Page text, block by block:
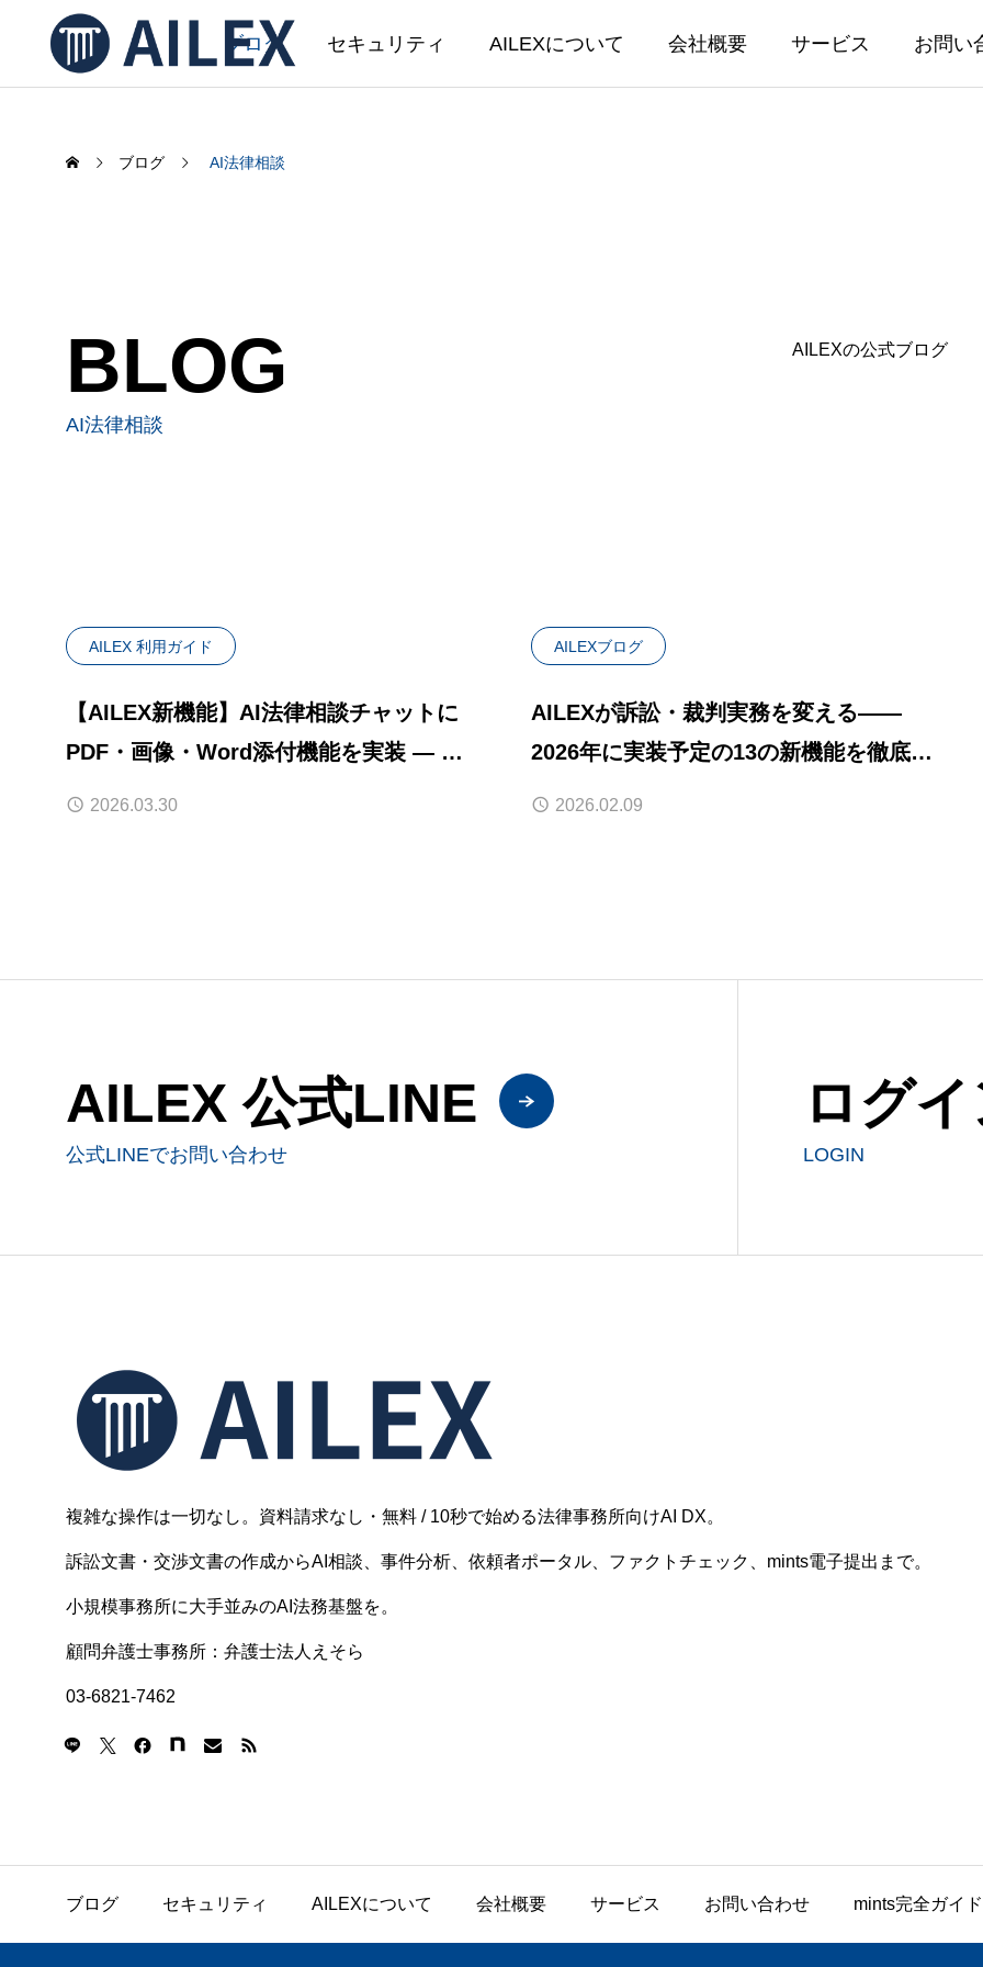
ブログ セキュリティ AILEXについて 会社概要 サービス お問い
AILEX機能アップデートのお知ら
せ（2026年5月）
ブログ AI法律相談
BLOG
AI法律相談
AILEXの公式ブログ
AILEX 利用ガイド
【AILEX新機能】AI法律相談チャットに
PDF・画像・Word添付機能を実装 — 資
料を読み込ませた相談が可能に
2026.03.30
AILEXブログ
AILEXが訴訟・裁判実務を変える——
2026年に実装予定の13の新機能を徹底解
説
2026.02.09
AILEX 公式LINE
公式LINEでお問い合わせ
ログ
LOGIN
複雑な操作は一切なし。資料請求なし・無料 / 10秒で始める法律事務所向けAI DX。
訴訟文書・交渉文書の作成からAI相談、事件分析、依頼者ポータル、ファクトチェック、mints電子提出まで。
小規模事務所に大手並みのAI法務基盤を。
顧問弁護士事務所：弁護士法人えそら
03-6821-7462
ブログ セキュリティ AILEXについて 会社概要 サービス お問い合わせ mints完全ガイド